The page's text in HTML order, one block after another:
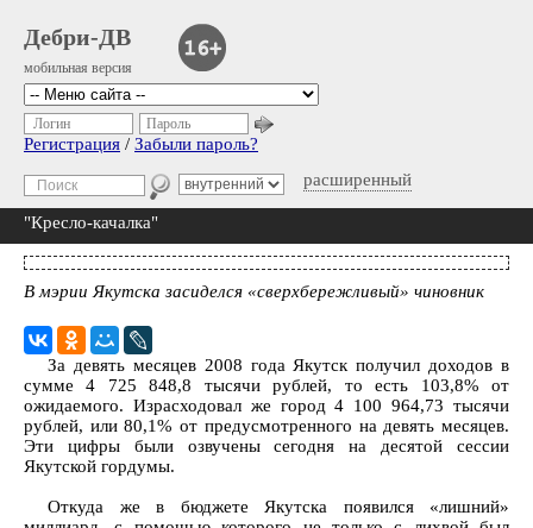
Дебри-ДВ
мобильная версия
расширенный
Логин Пароль
Регистрация / Забыли пароль?
"Кресло-качалка"
В мэрии Якутска засиделся «сверхбережливый» чиновник
За девять месяцев 2008 года Якутск получил доходов в
сумме 4 725 848,8 тысячи рублей, то есть 103,8% от
ожидаемого. Израсходовал же город 4 100 964,73 тысячи
рублей, или 80,1% от предусмотренного на девять месяцев.
Эти цифры были озвучены сегодня на десятой сессии
Якутской гордумы.
Откуда же в бюджете Якутска появился «лишний»